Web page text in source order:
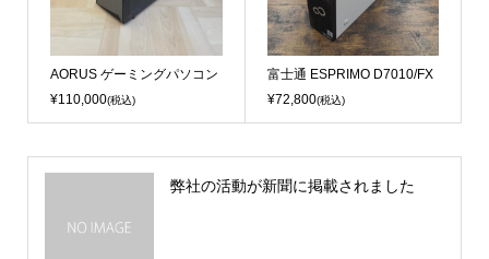
AORUS ゲーミングパソコン
¥110,000(税込)
富士通 ESPRIMO D7010/FX
¥72,800(税込)
弊社の活動が新聞に掲載されました